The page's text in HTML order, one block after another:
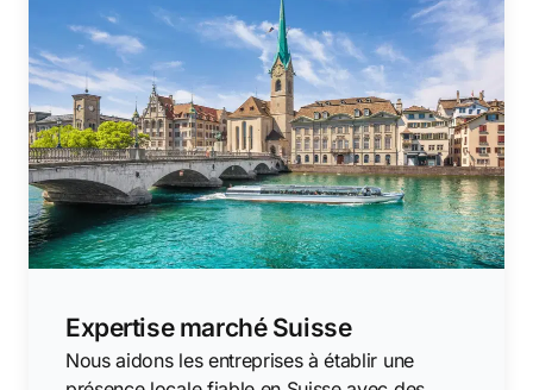
Expertise marché Suisse
Nous aidons les entreprises à établir une